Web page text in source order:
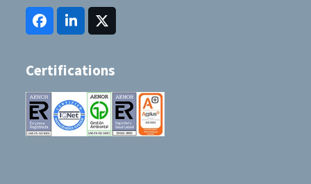
FacebookLinkedInTwitter
(deprecated)
Certifications